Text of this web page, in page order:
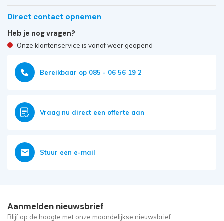
Direct contact opnemen
Heb je nog vragen?
Onze klantenservice is vanaf weer geopend
Bereikbaar op 085 - 06 56 19 2
Vraag nu direct een offerte aan
Stuur een e-mail
Aanmelden nieuwsbrief
Blijf op de hoogte met onze maandelijkse nieuwsbrief